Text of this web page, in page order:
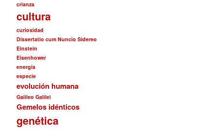
crianza
cultura
curiosidad
Dissertatio cum Nuncio Sidereo
Einstein
Eisenhower
energía
especie
evolución humana
Galileo Galilei
Gemelos idénticos
genética